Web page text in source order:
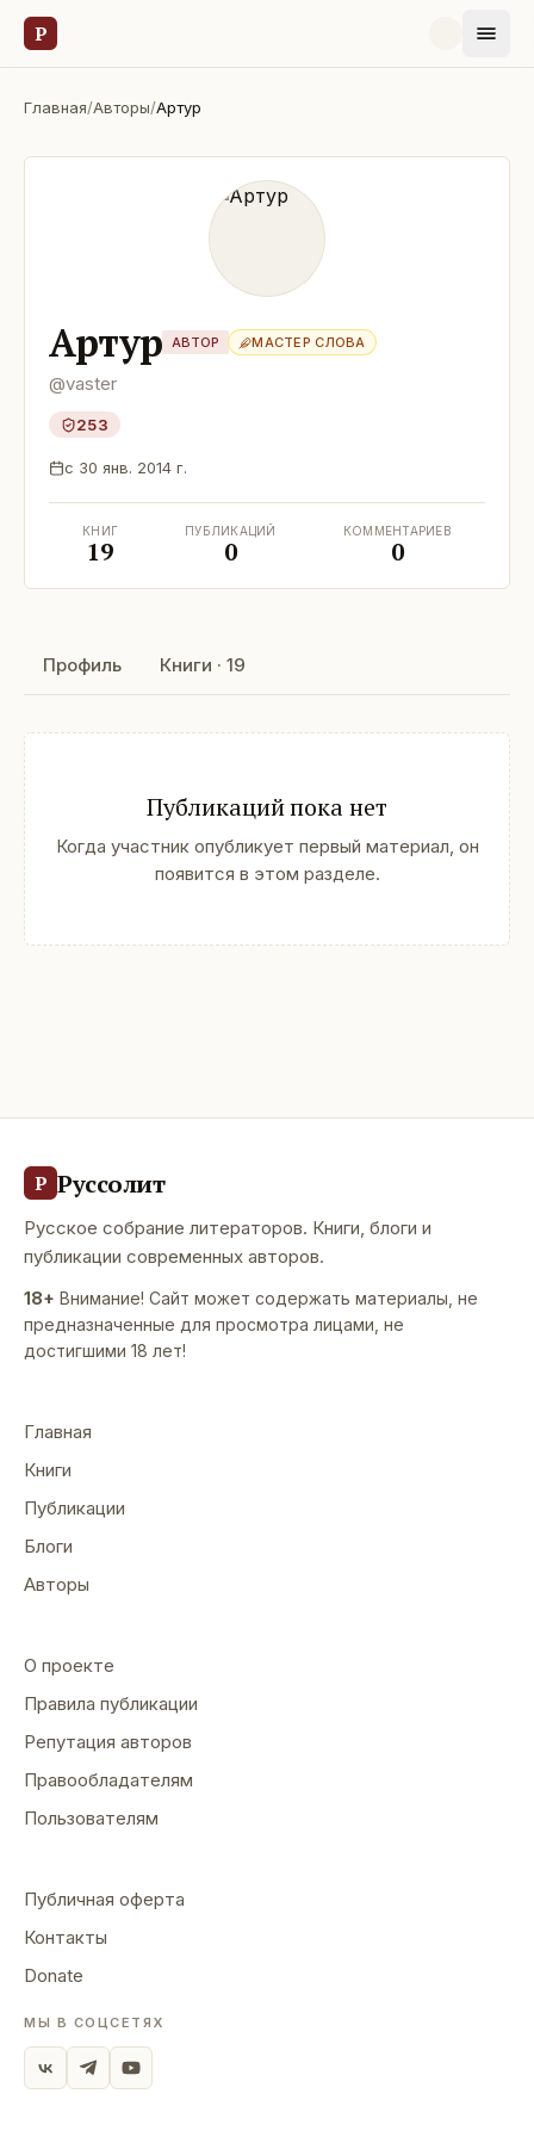
Р
Главная/Авторы/Артур
Артур АВТОР МАСТЕР СЛОВА
@vaster
253
с 30 янв. 2014 г.
КНИГ
19
ПУБЛИКАЦИЙ
0
КОММЕНТАРИЕВ
0
Профиль Книги · 19
Публикаций пока нет
Когда участник опубликует первый материал, он
появится в этом разделе.
Р Руссолит
Русское собрание литераторов. Книги, блоги и
публикации современных авторов.
18+ Внимание! Сайт может содержать материалы, не
предназначенные для просмотра лицами, не
достигшими 18 лет!
Главная
Книги
Публикации
Блоги
Авторы
О проекте
Правила публикации
Репутация авторов
Правообладателям
Пользователям
Публичная оферта
Контакты
Donate
МЫ В СОЦСЕТЯХ